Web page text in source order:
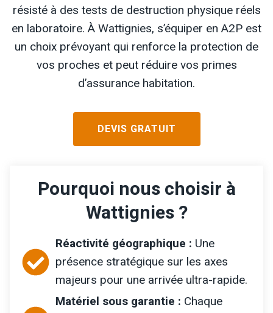
résisté à des tests de destruction physique réels
en laboratoire. À Wattignies, s’équiper en A2P est
un choix prévoyant qui renforce la protection de
vos proches et peut réduire vos primes
d’assurance habitation.
DEVIS GRATUIT
Pourquoi nous choisir à
Wattignies ?
Réactivité géographique : Une
présence stratégique sur les axes
majeurs pour une arrivée ultra-rapide.
Matériel sous garantie : Chaque